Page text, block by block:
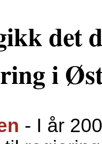
det
i
- I år